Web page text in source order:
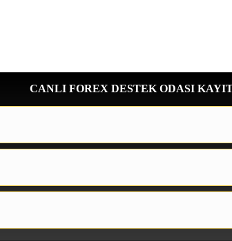
CANLI FOREX DESTEK ODASI